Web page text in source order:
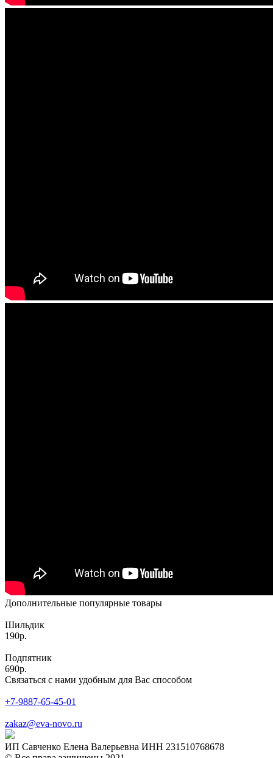
Дополнительные популярные товары
Шильдик
190р.
Подпятник
690р.
Связаться с нами удобным для Вас способом
+7-9887-65-45-01
zakaz@eva-novo.ru
ИП Савченко Елена Валерьевна ИНН 231510768678